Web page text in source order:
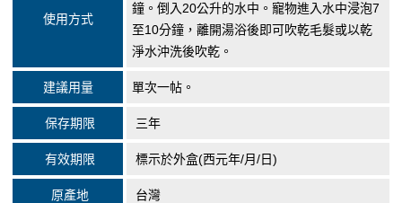
使用方式
鐘。倒入20公升的水中。寵物進入水中浸泡7
至10分鐘，離開湯浴後即可吹乾毛髮或以乾
淨水沖洗後吹乾。
建議用量 單次一帖。
保存期限 三年
有效期限 標示於外盒(西元年/月/日)
原產地 台灣